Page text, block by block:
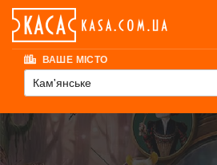
ВАШЕ МІСТО
Кам'янське